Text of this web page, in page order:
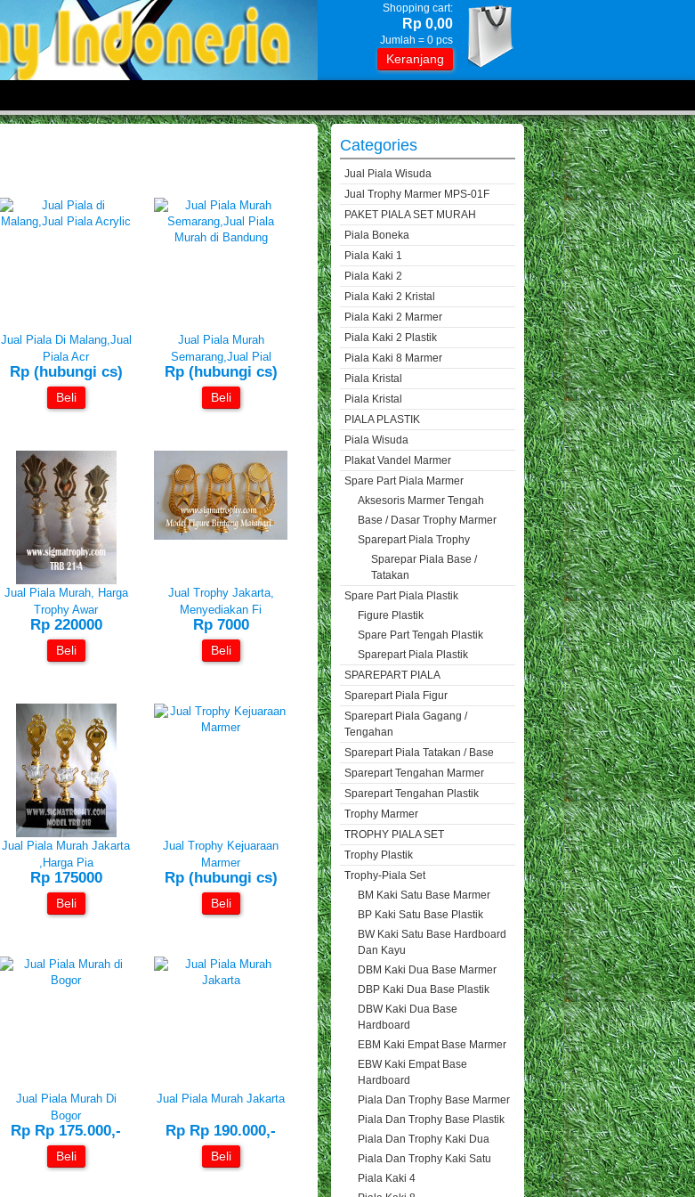
Shopping cart:
Rp 0,00
Jumlah = 0 pcs
Keranjang
Jual Piala Di Malang,Jual
Piala Acr
Rp (hubungi cs)
Beli
Jual Piala Murah
Semarang,Jual Pial
Rp (hubungi cs)
Beli
Jual Piala Murah, Harga
Trophy Awar
Rp 220000
Beli
Jual Trophy Jakarta,
Menyediakan Fi
Rp 7000
Beli
Jual Piala Murah Jakarta
,Harga Pia
Rp 175000
Beli
Jual Trophy Kejuaraan
Marmer
Rp (hubungi cs)
Beli
Jual Piala Murah Di
Bogor
Rp Rp 175.000,-
Beli
Jual Piala Murah Jakarta
Rp Rp 190.000,-
Beli
Categories
Jual Piala Wisuda
Jual Trophy Marmer MPS-01F
PAKET PIALA SET MURAH
Piala Boneka
Piala Kaki 1
Piala Kaki 2
Piala Kaki 2 Kristal
Piala Kaki 2 Marmer
Piala Kaki 2 Plastik
Piala Kaki 8 Marmer
Piala Kristal
Piala Kristal
PIALA PLASTIK
Piala Wisuda
Plakat Vandel Marmer
Spare Part Piala Marmer
Aksesoris Marmer Tengah
Base / Dasar Trophy Marmer
Sparepart Piala Trophy
Sparepar Piala Base /
Tatakan
Spare Part Piala Plastik
Figure Plastik
Spare Part Tengah Plastik
Sparepart Piala Plastik
SPAREPART PIALA
Sparepart Piala Figur
Sparepart Piala Gagang /
Tengahan
Sparepart Piala Tatakan / Base
Sparepart Tengahan Marmer
Sparepart Tengahan Plastik
Trophy Marmer
TROPHY PIALA SET
Trophy Plastik
Trophy-Piala Set
BM Kaki Satu Base Marmer
BP Kaki Satu Base Plastik
BW Kaki Satu Base Hardboard
Dan Kayu
DBM Kaki Dua Base Marmer
DBP Kaki Dua Base Plastik
DBW Kaki Dua Base
Hardboard
EBM Kaki Empat Base Marmer
EBW Kaki Empat Base
Hardboard
Piala Dan Trophy Base Marmer
Piala Dan Trophy Base Plastik
Piala Dan Trophy Kaki Dua
Piala Dan Trophy Kaki Satu
Piala Kaki 4